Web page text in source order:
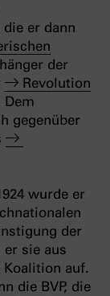
er dann
der
Revolution
Dem
gegenüber
wurde er
der
er sie aus
Koalition auf.
die BVP, die